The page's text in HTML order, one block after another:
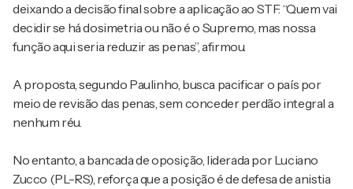
deixando a decisão final sobre a aplicação ao STF. “Quem vai
decidir se há dosimetria ou não é o Supremo, mas nossa
função aqui seria reduzir as penas”, afirmou.
A proposta, segundo Paulinho, busca pacificar o país por
meio de revisão das penas, sem conceder perdão integral a
nenhum réu.
No entanto, a bancada de oposição, liderada por Luciano
Zucco (PL-RS), reforça que a posição é de defesa de anistia